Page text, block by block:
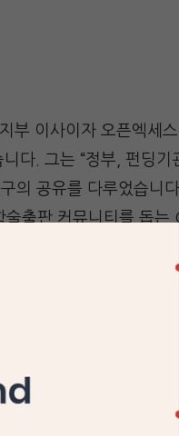
부 이사이자 오픈엑세스
다. 그는 “정부, 펀딩기
의 공유를 다루었습니
술출판 커뮤니티를 돕는
유사도를 체크하기 위해
ORCID 아프리카/중
생산적인 논의들이 많